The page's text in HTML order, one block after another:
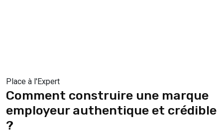
Place à l'Expert
Comment construire une marque
employeur authentique et crédible
?